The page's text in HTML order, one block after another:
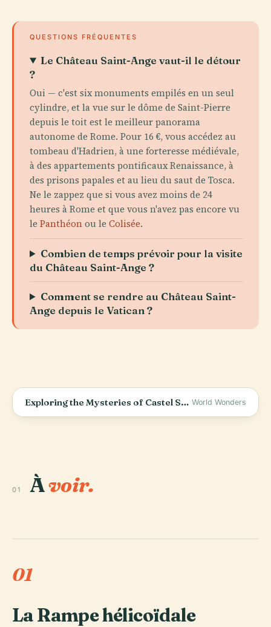
QUESTIONS FRÉQUENTES
Le Château Saint-Ange vaut-il le détour
?
Oui — c'est six monuments empilés en un seul
cylindre, et la vue sur le dôme de Saint-Pierre
depuis le toit est le meilleur panorama
autonome de Rome. Pour 16 €, vous accédez au
tombeau d'Hadrien, à une forteresse médiévale,
à des appartements pontificaux Renaissance, à
des prisons papales et au lieu du saut de Tosca.
Ne le zappez que si vous avez moins de 24
heures à Rome et que vous n'avez pas encore vu
le Panthéonou le Colisée.
Combien de temps prévoir pour la visite
du Château Saint-Ange ?
Comment se rendre au Château Saint-
Ange depuis le Vatican ?
Exploring the Mysteries of Castel Sant&#39;Angelo World Wonders
01 Àvoir.
01
La Rampe hélicoïdale